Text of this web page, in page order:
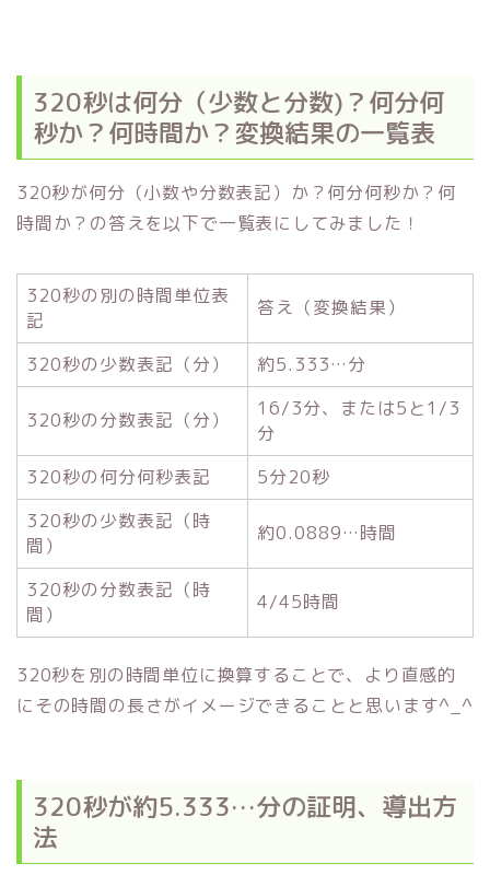
320秒は何分（少数と分数)？何分何
秒か？何時間か？変換結果の一覧表
320秒が何分（小数や分数表記）か？何分何秒か？何
時間か？の答えを以下で一覧表にしてみました！
320秒の別の時間単位表
記
答え（変換結果）
320秒の少数表記（分） 約5.333…分
320秒の分数表記（分）
16/3分、または5と1/3
分
320秒の何分何秒表記
5分20秒
320秒の少数表記（時
間）
約0.0889…時間
320秒の分数表記（時
間）
4/45時間
320秒を別の時間単位に換算することで、より直感的
にその時間の長さがイメージできることと思います^_^
320秒が約5.333…分の証明、導出方
法